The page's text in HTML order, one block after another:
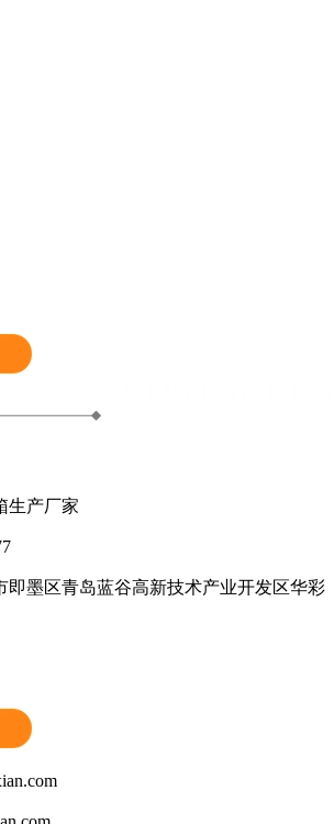
生产厂家
即墨区青岛蓝谷高新技术产业开发区华彩